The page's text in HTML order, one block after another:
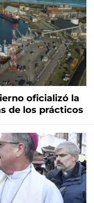
oficializó la
de los prácticos